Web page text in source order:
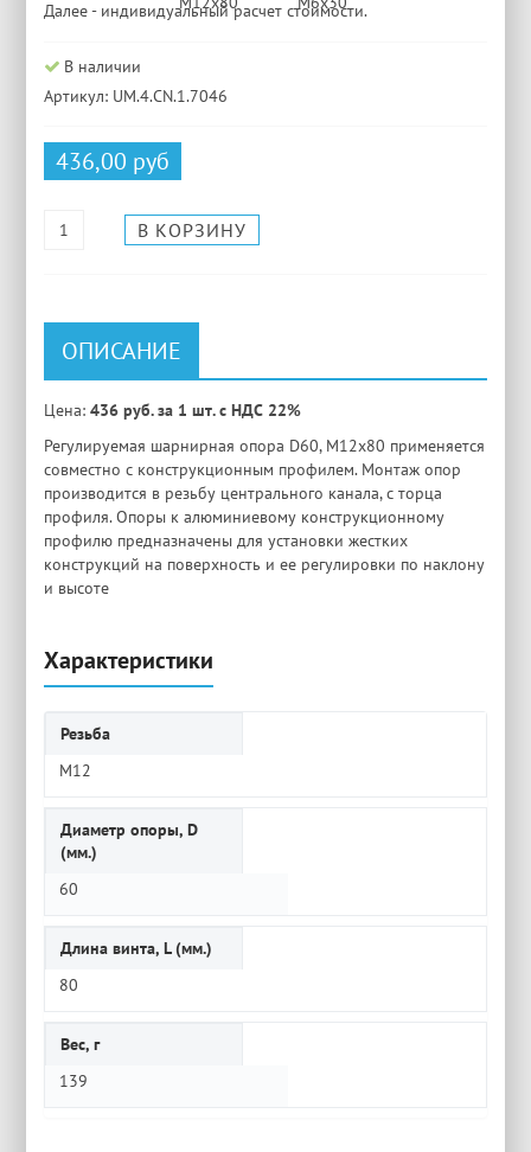
Далее - индивидуальный расчет стоимости.
В наличии
Артикул: UM.4.CN.1.7046
436,00 руб
ОПИСАНИЕ
Цена:436 руб. за 1 шт. с НДС 22%
Регулируемая шарнирная опора D60, М12х80 применяется
совместно с конструкционным профилем. Монтаж опор
производится в резьбу центрального канала, с торца
профиля. Опоры к алюминиевому конструкционному
профилю предназначены для установки жестких
конструкций на поверхность и ее регулировки по наклону
и высоте
Характеристики
Резьба
M12
Диаметр опоры, D
(мм.)
60
Длина винта, L (мм.)
80
Вес, г
139